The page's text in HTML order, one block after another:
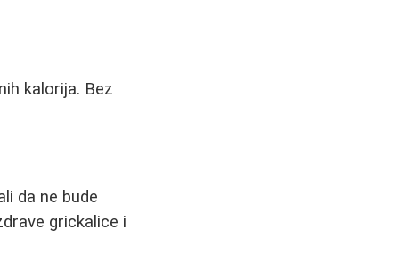
kalorija. Bez
da ne bude
grickalice i